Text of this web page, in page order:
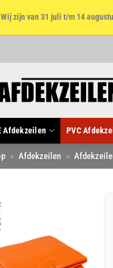
Wij zijn van 31 juli t/m 14
Afdekzeilen PVC
» Afdekzeilen »